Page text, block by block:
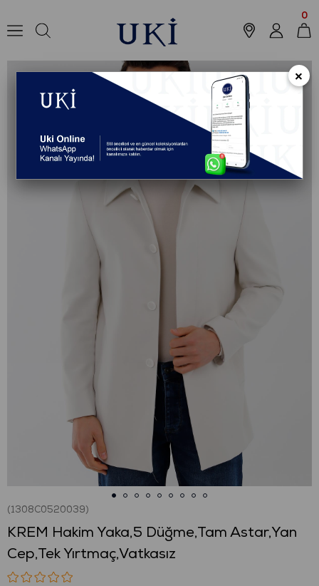
0
KREM Hakim Yaka,5
(1308C0520039)
KREM Hakim Yaka,5 Düğme,Tam Astar,Yan
Cep,Tek Yırtmaç,Vatkasız
×